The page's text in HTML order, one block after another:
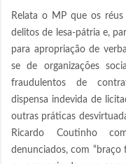
Relata o MP que os
delitos de lesa-pátria e,
para apropriação de
se de organizações
fraudulentos de
dispensa indevida de
outras práticas
Ricardo Coutinho
denunciados, com